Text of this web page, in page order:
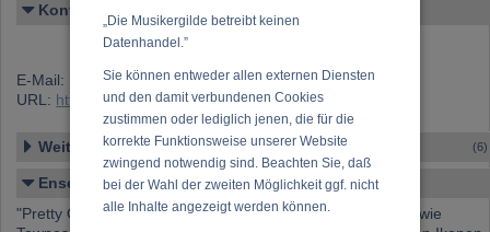
„Die Musikergilde betreibt keinen
Datenhandel.”
Sie können entweder allen externen Diensten
und den damit verbundenen Cookies
zustimmen oder lediglich jenen, die für die
korrekte Funktionsweise unserer Website
zwingend notwendig sind. Beachten Sie, daß
bei der Wahl der zweiten Möglichkeit ggf. nicht
alle Inhalte angezeigt werden können.
Kontakt
E-Mail:
prettyoldmusic@gmail.com
URL: https://www.musikergilde.at/ensemble/PrettyOld.htm
Weitere Ensembles (6)
Ensemble-Details
"Pretty Old" haben sich der Musik von Singer/Songwritern wie